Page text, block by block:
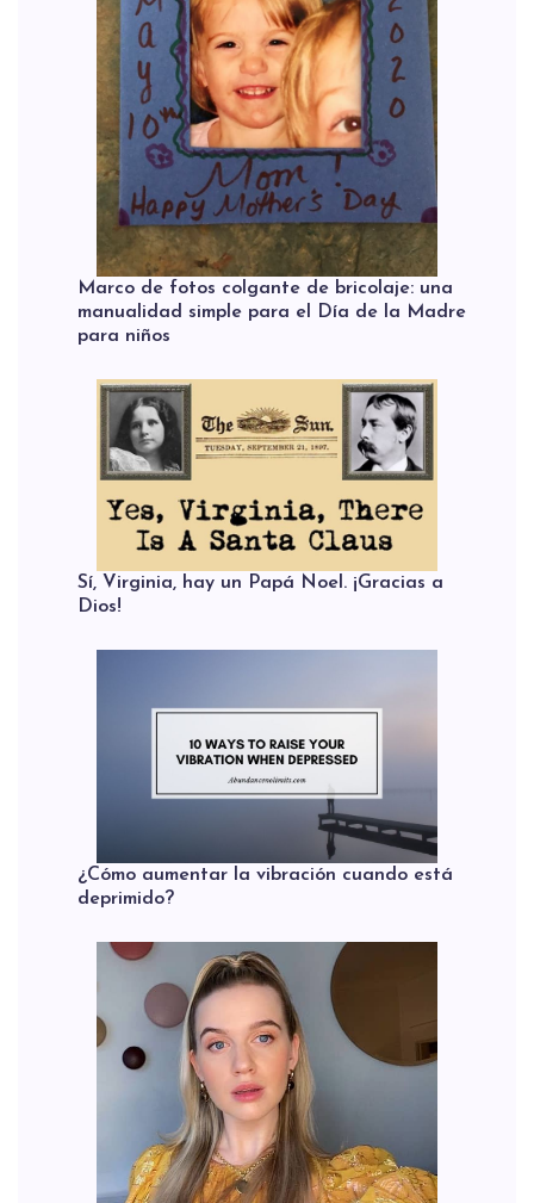
Marco de fotos colgante de bricolaje: una
manualidad simple para el Día de la Madre
para niños
Sí, Virginia, hay un Papá Noel. ¡Gracias a
Dios!
¿Cómo aumentar la vibración cuando está
deprimido?